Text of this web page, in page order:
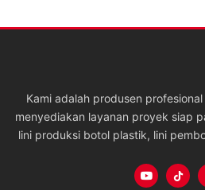
Kami adalah produsen
menyediakan layanan proyek siap
lini produksi botol plastik, lini